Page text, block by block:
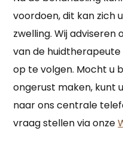
voordoen, dit kan zich
zwelling. Wij adviseren
van de
op te volgen. Mocht u
ongerust maken, kunt
naar ons centrale
vraag stellen via onze